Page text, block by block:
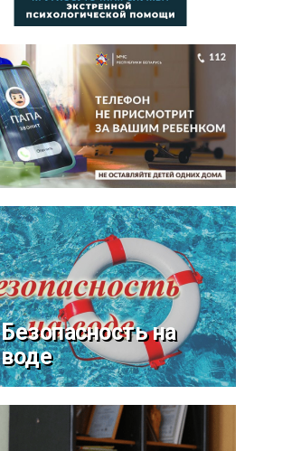
Безопасность на
воде